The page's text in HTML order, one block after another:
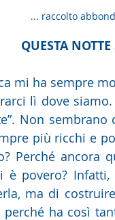
... raccolto
QUESTA NOTTE
mi ha sempre
lì dove
Non
più ricchi e
Perché ancora
è povero?
ma di
ha così